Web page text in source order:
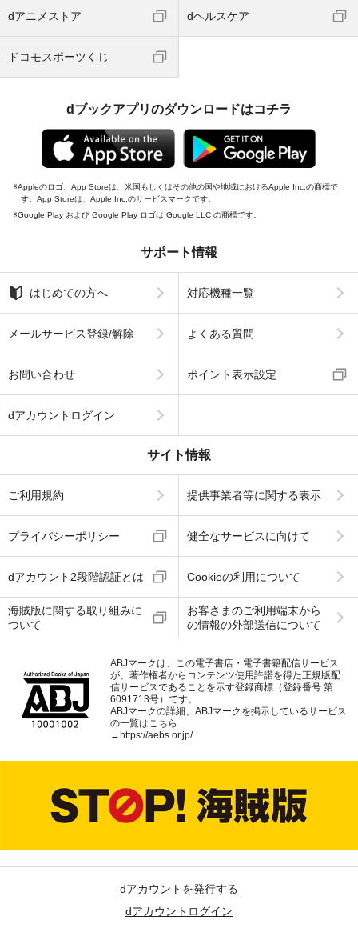
dアニメストア dヘルスケア
ドコモスポーツくじ
dブックアプリのダウンロードはコチラ
Appleのロゴ、App Storeは、米国もしくはその他の国や地域におけるApple Inc.の商標で
す。App Storeは、Apple Inc.のサービスマークです。
Google Play および Google Play ロゴは Google LLC の商標です。
サポート情報
はじめての方へ 対応機種一覧
メールサービス登録/解除 よくある質問
お問い合わせ ポイント表示設定
dアカウントログイン
サイト情報
ご利用規約 提供事業者等に関する表示
プライバシーポリシー 健全なサービスに向けて
dアカウント2段階認証とは Cookieの利用について
海賊版に関する取り組みに
ついて
お客さまのご利用端末から
の情報の外部送信について
ABJマークは、この電子書店・電子書籍配信サービス
が、著作権者からコンテンツ使用許諾を得た正規版配
信サービスであることを示す登録商標（登録番号 第
6091713号）です。
ABJマークの詳細、ABJマークを掲示しているサービス
の一覧はこちら
→ https://aebs.or.jp/
dアカウントを発行する
dアカウントログイン